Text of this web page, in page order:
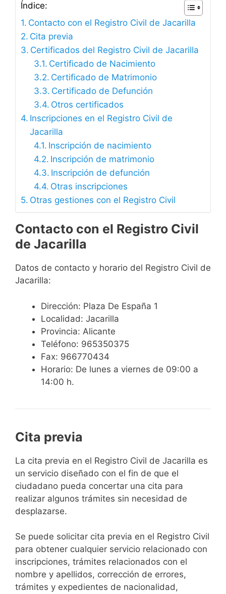
Índice:
Contacto con el Registro Civil de Jacarilla
Cita previa
Certificados del Registro Civil de Jacarilla
Certificado de Nacimiento
Certificado de Matrimonio
Certificado de Defunción
Otros certificados
Inscripciones en el Registro Civil de
Jacarilla
Inscripción de nacimiento
Inscripción de matrimonio
Inscripción de defunción
Otras inscripciones
Otras gestiones con el Registro Civil
Contacto con el Registro Civil
de Jacarilla
Datos de contacto y horario del Registro Civil de
Jacarilla:
Dirección: Plaza De España 1
Localidad: Jacarilla
Provincia: Alicante
Teléfono: 965350375
Fax: 966770434
Horario: De lunes a viernes de 09:00 a
14:00 h.
Cita previa
​​​​​​​​​​​​​​​​​​​​​​​​​​​​La cita previa en el Registro Civil de Jacarilla es
un servicio diseñado con el fin de que el
ciudadano pueda concertar una cita para
realizar algunos trámites sin necesidad de
desplazarse.​
Se puede solicitar cita previa en el Registro Civil
para obtener cualquier servicio relacionado con
inscripciones, trámites relacionados con el
nombre y apellidos, corrección de errores,
trámites y expedientes de nacionalidad,